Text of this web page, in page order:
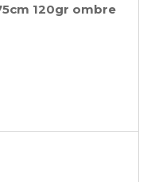
120gr ombre